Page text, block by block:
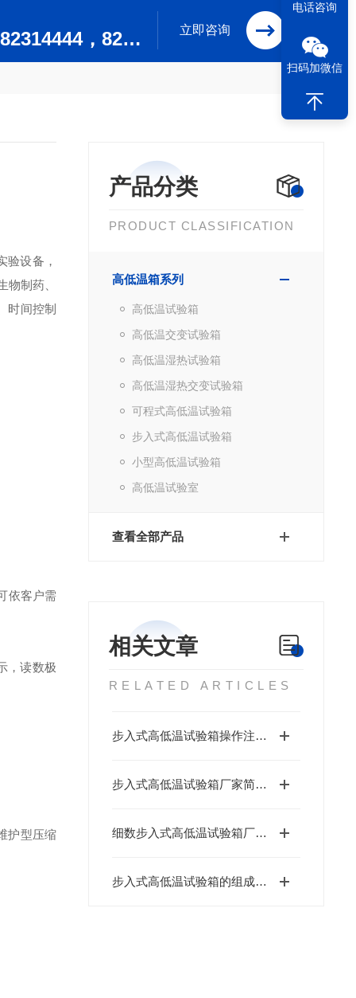
0519-82304444，82314444，82302244，82312244 立即咨询
产品分类
PRODUCT CLASSIFICATION
高低温箱系列
高低温试验箱
高低温交变试验箱
高低温湿热试验箱
高低温湿热交变试验箱
可程式高低温试验箱
步入式高低温试验箱
小型高低温试验箱
高低温试验室
查看全部产品
相关文章
RELATED ARTICLES
步入式高低温试验箱操作注意事项
步入式高低温试验箱厂家简述注意事项
细数步入式高低温试验箱厂家产品特点
步入式高低温试验箱的组成部件及其试验步骤
验设备，
制药、
时间控制
依客户需
，读数极
护型压缩
电话咨询
扫码加微信